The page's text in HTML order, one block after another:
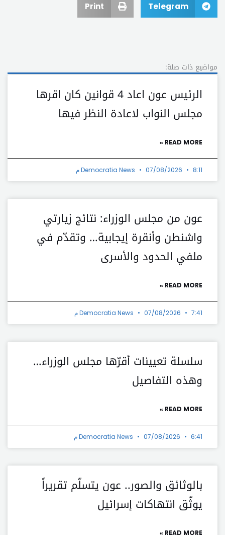
Telegram
Print
مواضيع ذات صلة:
الرئيس عون اعاد 4 قوانين كان اقرها
مجلس النواب لاعادة النظر فيها
READ MORE »
Democratia News 07/08/2026 8:11 م
عون من مجلس الوزراء: نتائج زيارتي
واشنطن وأنقرة إيجابية… وتقدّم في
ملفي الحدود والأسرى
READ MORE »
Democratia News 07/08/2026 7:41 م
سلسلة تعيينات أقرّها مجلس الوزراء…
وهذه التفاصيل
READ MORE »
Democratia News 07/08/2026 6:41 م
بالوثائق والصور.. عون يتسلّم تقريراً
يوثّق انتهاكات إسرائيل
READ MORE »